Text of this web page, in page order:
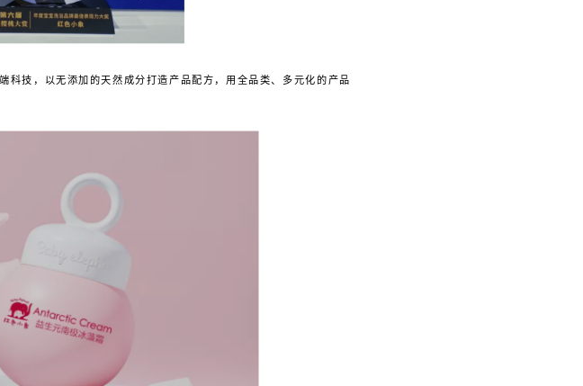
科技，以无添加的天然成分打造产品配方，用全品类、多元化的产品